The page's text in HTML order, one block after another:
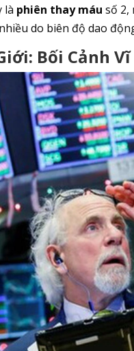
là phiên thay máu số 2,
do biên độ dao
Bối Cảnh